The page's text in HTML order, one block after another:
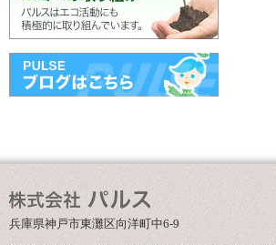
兵庫県神戸市東灘区向洋町中6-9